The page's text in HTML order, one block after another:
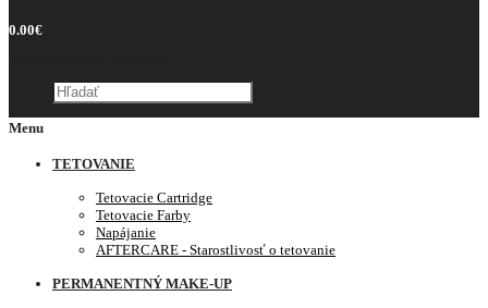
0.00€
Menu
TETOVANIE
Tetovacie Cartridge
Tetovacie Farby
Napájanie
AFTERCARE - Starostlivosť o tetovanie
PERMANENTNÝ MAKE-UP